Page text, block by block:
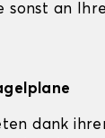
sonst an
dank